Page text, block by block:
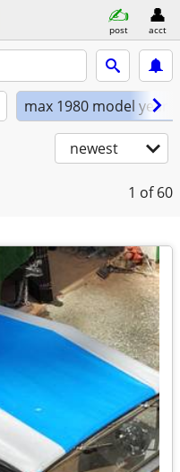
post acct
max 1980 model year
newest
1 of 60